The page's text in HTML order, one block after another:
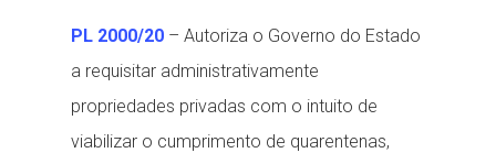
PL 2000/20 – Autoriza o Governo do Estado
a requisitar administrativamente
propriedades privadas com o intuito de
viabilizar o cumprimento de quarentenas,